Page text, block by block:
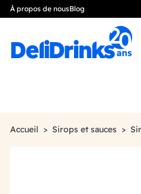
À propos de nousBlog
Accueil Sirops et sauces